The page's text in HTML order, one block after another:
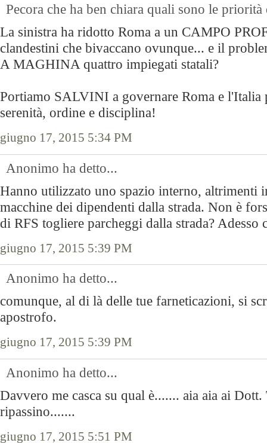
Pecora che ha ben chiara quali sono le
La sinistra ha ridotto Roma a un CAMPO
clandestini che bivaccano ovunque... e il
A MAGHINA quattro impiegati statali?
Portiamo SALVINI a governare Roma e l'Italia
serenità, ordine e disciplina!
giugno 17, 2015 5:34 PM
Anonimo ha detto...
Hanno utilizzato uno spazio interno, altrimenti
macchine dei dipendenti dalla strada. Non è
di RFS togliere parcheggi dalla strada? Adesso
giugno 17, 2015 5:39 PM
Anonimo ha detto...
comunque, al di là delle tue farneticazioni, si
apostrofo.
giugno 17, 2015 5:39 PM
Anonimo ha detto...
Davvero me casca su qual è....... aia aia ai
ripassino.......
giugno 17, 2015 5:51 PM